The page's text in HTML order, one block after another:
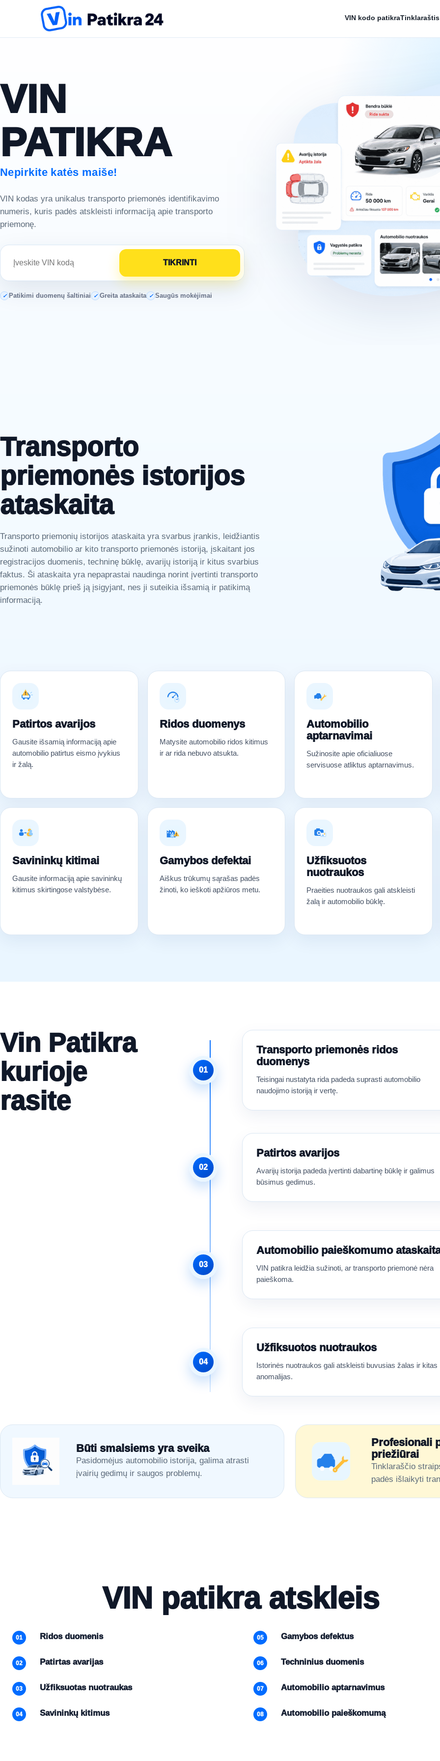
VIN kodo patikraTinklaraštis
VIN
PATIKRA
Nepirkite katės maiše!
VIN kodas yra unikalus transporto priemonės identifikavimo
numeris, kuris padės atskleisti informaciją apie transporto
priemonę.
✓ Patikimi duomenų šaltiniai ✓ Greita ataskaita ✓ Saugūs mokėjimai
Transporto
priemonės istorijos
ataskaita
Transporto priemonių istorijos ataskaita yra svarbus įrankis, leidžiantis
sužinoti automobilio ar kito transporto priemonės istoriją, įskaitant jos
registracijos duomenis, techninę būklę, avarijų istoriją ir kitus svarbius
faktus. Ši ataskaita yra nepaprastai naudinga norint įvertinti transporto
priemonės būklę prieš ją įsigyjant, nes ji suteikia išsamią ir patikimą
informaciją.
Patirtos avarijos
Gausite išsamią informaciją apie
automobilio patirtus eismo įvykius
ir žalą.
Ridos duomenys
Matysite automobilio ridos kitimus
ir ar rida nebuvo atsukta.
Automobilio
aptarnavimai
Sužinosite apie oficialiuose
servisuose atliktus aptarnavimus.
Savininkų kitimai
Gausite informaciją apie savininkų
kitimus skirtingose valstybėse.
Gamybos defektai
Aiškus trūkumų sąrašas padės
žinoti, ko ieškoti apžiūros metu.
Užfiksuotos
nuotraukos
Praeities nuotraukos gali atskleisti
žalą ir automobilio būklę.
Vin Patikra
kurioje
rasite
01
Transporto priemonės ridos
duomenys
Teisingai nustatyta rida padeda suprasti automobilio
naudojimo istoriją ir vertę.
02
Patirtos avarijos
Avarijų istorija padeda įvertinti dabartinę būklę ir galimus
būsimus gedimus.
03
Automobilio paieškomumo
VIN patikra leidžia sužinoti, ar transporto priemonė nėra
paieškoma.
04
Užfiksuotos nuotraukos
Istorinės nuotraukos gali atskleisti buvusias žalas ir kitas
anomalijas.
Būti smalsiems yra sveika
Pasidomėjus automobilio istorija, galima atrasti
įvairių gedimų ir saugos problemų.
Profesionali
priežiūrai
Tinklaraščio
padės išlaikyti
VIN patikra atskleis
01 Ridos duomenis
02 Patirtas avarijas
03 Užfiksuotas nuotraukas
04 Savininkų kitimus
05 Gamybos defektus
06 Techninius duomenis
07 Automobilio aptarnavimus
08 Automobilio paieškomumą